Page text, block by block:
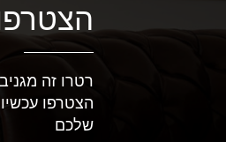
רטרו זה
הצטרפו
שלכם